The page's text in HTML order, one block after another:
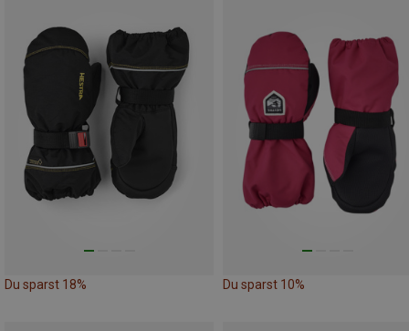
Du sparst 18% Du sparst 10%